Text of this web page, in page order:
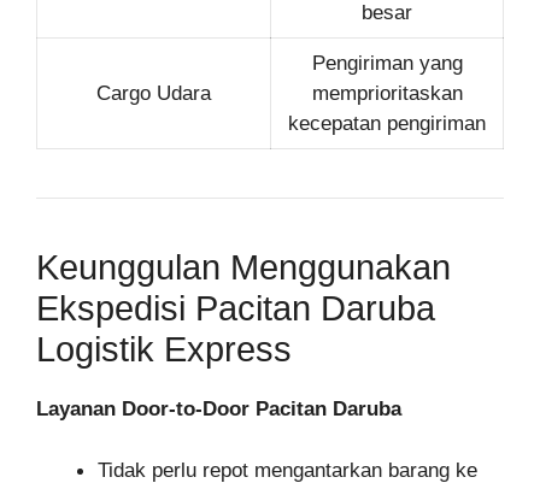
besar
Cargo Udara
Pengiriman yang
memprioritaskan
kecepatan pengiriman
Keunggulan Menggunakan
Ekspedisi Pacitan Daruba
Logistik Express
Layanan Door-to-Door Pacitan Daruba
Tidak perlu repot mengantarkan barang ke